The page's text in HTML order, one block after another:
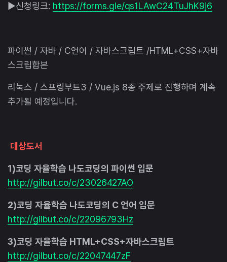
▶신청링크: https://forms.gle/qs1LAwC24TuJhK9j6
파이썬 / 자바 / C언어 / 자바스크립트 /HTML+CSS+자바
스크립합본
리눅스 / 스프링부트3 / Vue.js 8종 주제로 진행하며 계속
추가될 예정입니다.
대상도서
1)코딩 자율학습 나도코딩의 파이썬 입문
http://gilbut.co/c/23026427AO
2)코딩 자율학습 나도코딩의 C 언어 입문
http://gilbut.co/c/22096793Hz
3)코딩 자율학습 HTML+CSS+자바스크립트
http://gilbut.co/c/22047447zF